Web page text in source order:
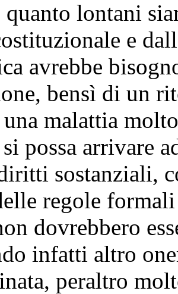
quanto lontani
e
avrebbe
bensì di un
malattia
possa arrivare
sostanziali,
regole
dovrebbero
infatti altro
peraltro